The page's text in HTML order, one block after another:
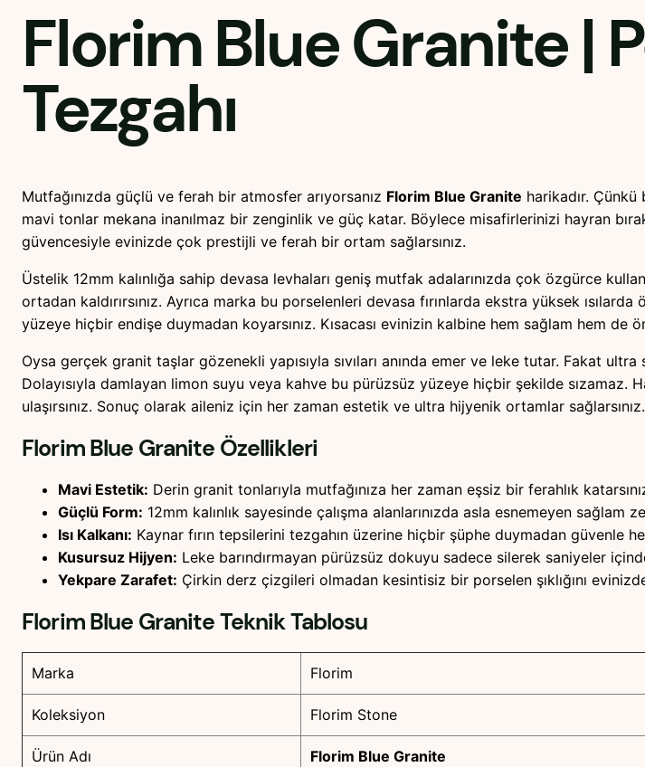
Florim Blue Granite|
Tezgahı
Mutfağınızda güçlü ve ferah bir atmosfer arıyorsanız Florim Blue Granite harikadır.
mavi tonlar mekana inanılmaz bir zenginlik ve güç katar. Böylece misafirlerinizi hayran
güvencesiyle evinizde çok prestijli ve ferah bir ortam sağlarsınız.
Üstelik 12mm kalınlığa sahip devasa levhaları geniş mutfak adalarınızda çok özgürce
ortadan kaldırırsınız. Ayrıca marka bu porselenleri devasa fırınlarda ekstra yüksek
yüzeye hiçbir endişe duymadan koyarsınız. Kısacası evinizin kalbine hem sağlam hem de
Oysa gerçek granit taşlar gözenekli yapısıyla sıvıları anında emer ve leke tutar. Fakat
Dolayısıyla damlayan limon suyu veya kahve bu pürüzsüz yüzeye hiçbir şekilde
ulaşırsınız. Sonuç olarak aileniz için her zaman estetik ve ultra hijyenik ortamlar sağlarsınız.
Florim Blue Granite Özellikleri
Mavi Estetik: Derin granit tonlarıyla mutfağınıza her zaman eşsiz bir ferahlık
Güçlü Form: 12mm kalınlık sayesinde çalışma alanlarınızda asla esnemeyen sağlam
Isı Kalkanı: Kaynar fırın tepsilerini tezgahın üzerine hiçbir şüphe duymadan güvenle
Kusursuz Hijyen: Leke barındırmayan pürüzsüz dokuyu sadece silerek saniyeler içinde
Yekpare Zarafet: Çirkin derz çizgileri olmadan kesintisiz bir porselen şıklığını evinizde
Florim Blue GraniteTeknik Tablosu
Marka Florim
Koleksiyon Florim Stone
Ürün Adı Florim Blue Granite